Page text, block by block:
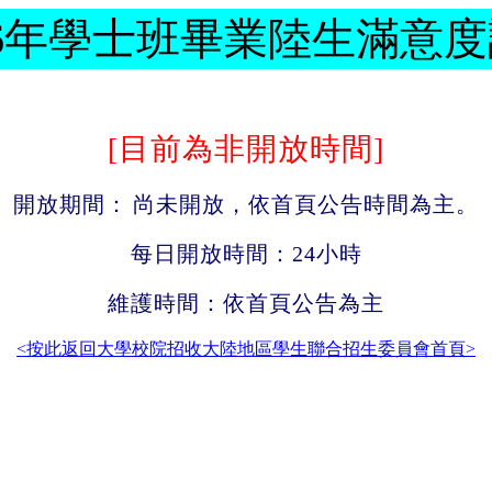
年學士班畢業陸生滿意
[目前為非開放時間]
開放期間： 尚未開放，依首頁公告時間為主。
每日開放時間：24小時
維護時間：依首頁公告為主
<按此返回大學校院招收大陸地區學生聯合招生委員會首頁>